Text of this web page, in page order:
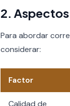
2.
Para abordar
considerar:
Factor
Calidad de